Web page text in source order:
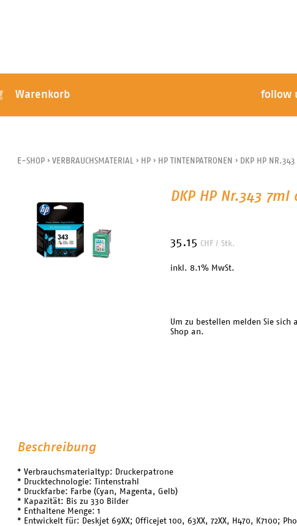
Warenkorb follow
E-SHOP › VERBRAUCHSMATERIAL › HP › HP TINTENPATRONEN › DKP HP NR.343
DKP HP Nr.343 7ml
35.15 CHF / Stk.
inkl. 8.1% MwSt.
Um zu bestellen melden Sie sich
Shop an.
Beschreibung
* Verbrauchsmaterialtyp: Druckerpatrone
* Drucktechnologie: Tintenstrahl
* Druckfarbe: Farbe (Cyan, Magenta, Gelb)
* Kapazität: Bis zu 330 Bilder
* Enthaltene Menge: 1
* Entwickelt für: Deskjet 69XX; Officejet 100, 63XX, 72XX, H470, K7100;